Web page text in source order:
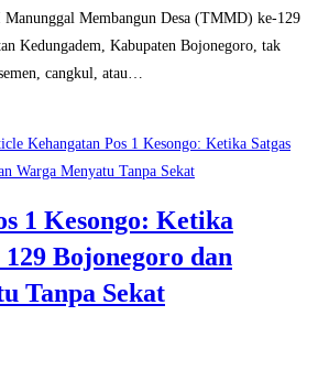
Membangun Desa (TMMD) ke-129
Kedungadem, Kabupaten Bojonegoro, tak
cangkul, atau…
1 Kesongo: Ketika
Bojonegoro dan
Tanpa Sekat